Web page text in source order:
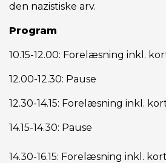
den nazistiske arv.
Program
10.15-12.00: Forelæsning inkl.
12.00-12.30: Pause
12.30-14.15: Forelæsning inkl.
14.15-14.30: Pause
14.30-16.15: Forelæsning inkl.